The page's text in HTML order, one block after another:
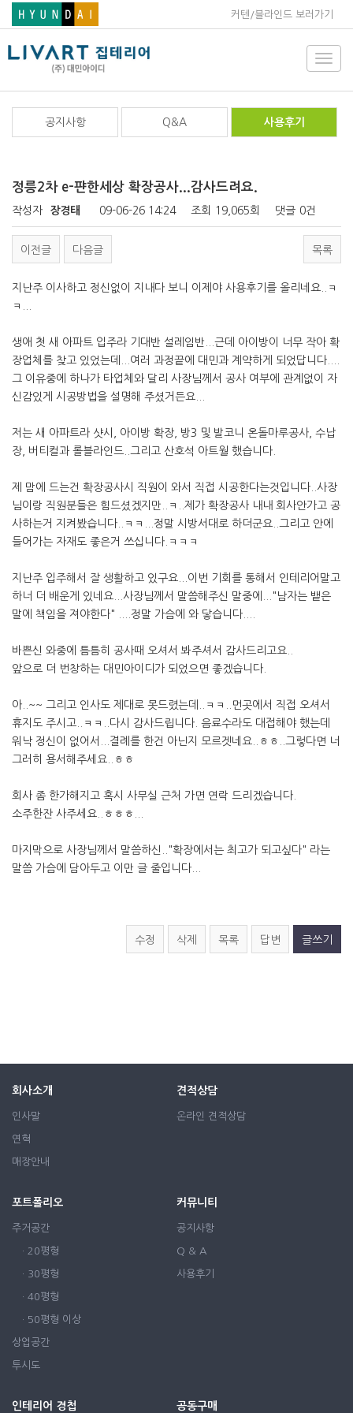
커텐/블라인드 보러가기
공지사항 Q&A 사용후기
정릉2차 e-퍈한세상 확장공사...감사드려요.
작성자 장경태 09-06-26 14:24 조회 19,065회 댓글 0건
이전글 다음글 목록
지난주 이사하고 정신없이 지내다 보니 이제야 사용후기를 올리네요..ㅋ
ㅋ...
생애 첫 새 아파트 입주라 기대반 설레임반...근데 아이방이 너무 작아 확
장업체를 찾고 있었는데...여러 과정끝에 대민과 계약하게 되었답니다....
그 이유중에 하나가 타업체와 달리 사장님께서 공사 여부에 관계없이 자
신감있게 시공방법을 설명해 주셨거든요...
저는 새 아파트라 샷시, 아이방 확장, 방3 및 발코니 온돌마루공사, 수납
장, 버티컬과 롤블라인드..그리고 산호석 아트월 했습니다.
제 맘에 드는건 확장공사시 직원이 와서 직접 시공한다는것입니다..사장
님이랑 직원분들은 힘드셨겠지만..ㅋ..제가 확장공사 내내 회사안가고 공
사하는거 지켜봤습니다..ㅋㅋ...정말 시방서대로 하더군요..그리고 안에
들어가는 자재도 좋은거 쓰십니다.ㅋㅋㅋ
지난주 입주해서 잘 생활하고 있구요...이번 기회를 통해서 인테리어말고
하너 더 배운게 있네요...사장님께서 말씀해주신 말중에..."남자는 뱉은
말에 책임을 져야한다" ....정말 가슴에 와 닿습니다....
바쁜신 와중에 틈틈히 공사때 오셔서 봐주셔서 감사드리고요..
앞으로 더 번창하는 대민아이디가 되었으면 좋겠습니다.
아..~~ 그리고 인사도 제대로 못드렸는데..ㅋㅋ..먼곳에서 직접 오셔서
휴지도 주시고..ㅋㅋ..다시 감사드립니다. 음료수라도 대접해야 했는데
워낙 정신이 없어서...결례를 한건 아닌지 모르겟네요..ㅎㅎ..그렇다면 너
그러히 용서해주세요..ㅎㅎ
회사 좀 한가해지고 혹시 사무실 근처 가면 연락 드리겠습니다.
소주한잔 사주세요..ㅎㅎㅎ...
마지막으로 사장님께서 말씀하신.."확장에서는 최고가 되고싶다" 라는
말씀 가슴에 담아두고 이만 글 줄입니다...
수정 삭제 목록 답변 글쓰기
회사소개
인사말
연혁
매장안내
견적상담
온라인 견적상담
포트폴리오
주거공간
· 20평형
· 30평형
· 40평형
· 50평형 이상
상업공간
투시도
커뮤니티
공지사항
Q & A
사용후기
인테리어 경첩 공동구매